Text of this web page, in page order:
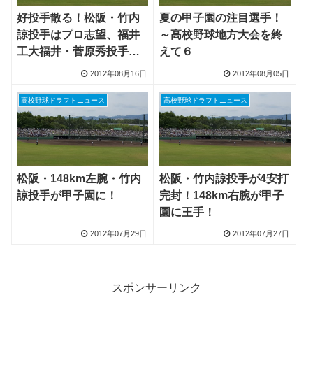
好投手散る！松阪・竹内
諒投手はプロ志望、福井
工大福井・菅原秀投手は
「野球を続けるかわから
2012年08月16日
夏の甲子園の注目選手！
～高校野球地方大会を終
えて６
2012年08月05日
高校野球ドラフトニュース
松阪・148km左腕・竹内
諒投手が甲子園に！
2012年07月29日
高校野球ドラフトニュース
松阪・竹内諒投手が4安打
完封！148km右腕が甲子
園に王手！
2012年07月27日
スポンサーリンク